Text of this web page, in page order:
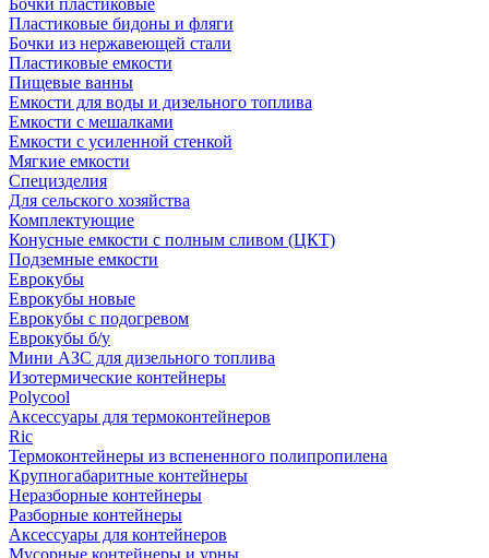
Бочки пластиковые
Пластиковые бидоны и фляги
Бочки из нержавеющей стали
Пластиковые емкости
Пищевые ванны
Емкости для воды и дизельного топлива
Емкости с мешалками
Емкости с усиленной стенкой
Мягкие емкости
Специзделия
Для сельского хозяйства
Комплектующие
Конусные емкости с полным сливом (ЦКТ)
Подземные емкости
Еврокубы
Еврокубы новые
Еврокубы с подогревом
Еврокубы б/у
Мини АЗС для дизельного топлива
Изотермические контейнеры
Polycool
Аксессуары для термоконтейнеров
Ric
Термоконтейнеры из вспененного полипропилена
Крупногабаритные контейнеры
Неразборные контейнеры
Разборные контейнеры
Аксессуары для контейнеров
Мусорные контейнеры и урны